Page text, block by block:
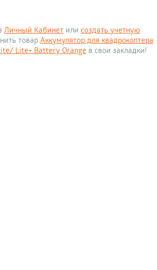
Личный Кабинет или создать учетную
товарАккумулятор для квадрокоптера
Lite+ Battery Orange в свои закладки!